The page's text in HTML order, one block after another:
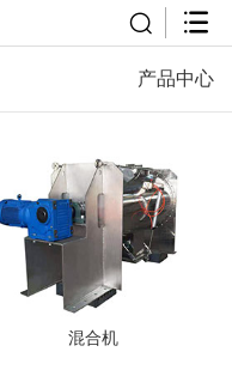
产品中心
混合机